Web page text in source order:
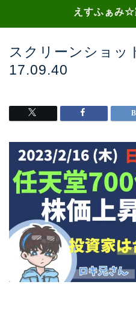
えすふぁみ☆
スクリーンショッ
17.09.40